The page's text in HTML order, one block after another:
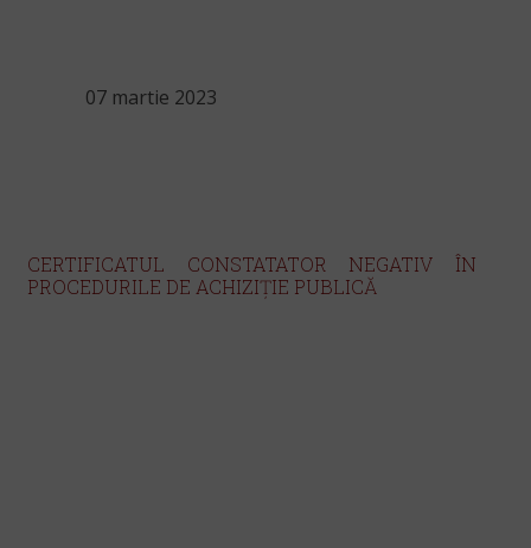
07 martie 2023
CERTIFICATUL CONSTATATOR NEGATIV ÎN
PROCEDURILE DE ACHIZIȚIE PUBLICĂ